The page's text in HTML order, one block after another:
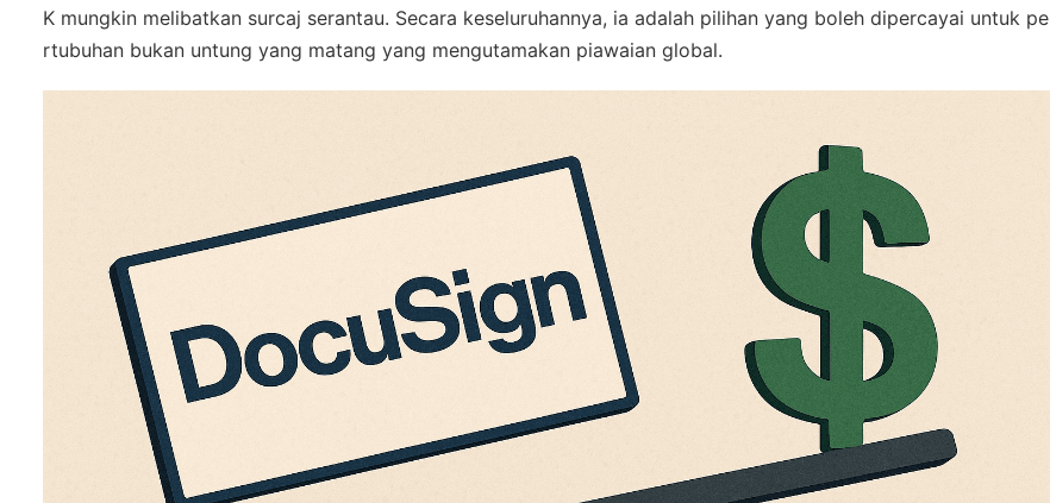
K mungkin melibatkan surcaj serantau. Secara keseluruhannya, ia adalah pilihan yang boleh dipercayai untuk pe
rtubuhan bukan untung yang matang yang mengutamakan piawaian global.